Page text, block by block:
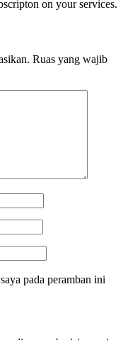
on your services.
Ruas yang wajib
pada peramban ini